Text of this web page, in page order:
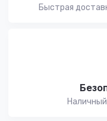
Быстрая